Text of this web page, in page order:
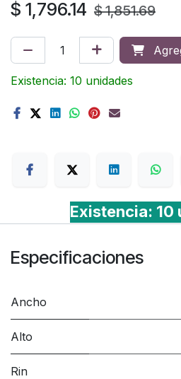
$ 1,796.14 $1,851.69
Existencia: 10 unidades
Existencia: 10
Especificaciones
Ancho
Alto
Rin